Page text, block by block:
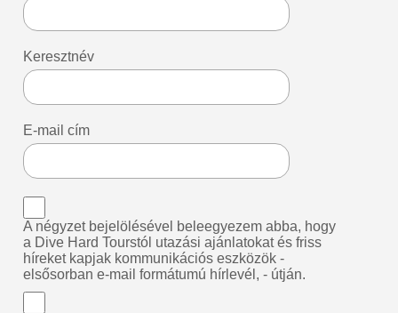
Keresztnév
E-mail cím
A négyzet bejelölésével beleegyezem abba, hogy
a Dive Hard Tourstól utazási ajánlatokat és friss
híreket kapjak kommunikációs eszközök -
elsősorban e-mail formátumú hírlevél, - útján.